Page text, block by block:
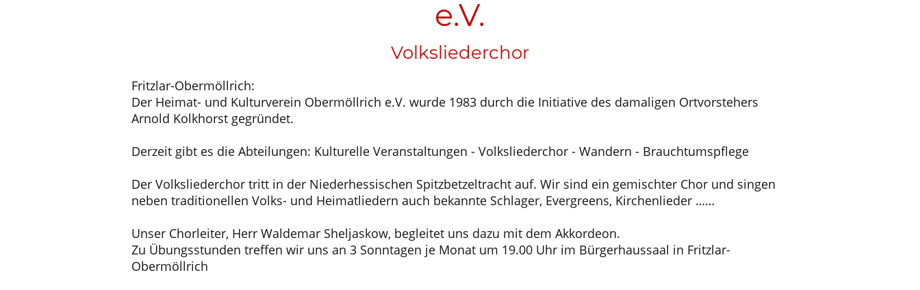
e.V.
Volksliederchor
Fritzlar-Obermöllrich:
Der Heimat- und Kulturverein Obermöllrich e.V. wurde 1983 durch die Initiative des damaligen Ortvorstehers
Arnold Kolkhorst gegründet.
Derzeit gibt es die Abteilungen: Kulturelle Veranstaltungen - Volksliederchor - Wandern - Brauchtumspflege
Der Volksliederchor tritt in der Niederhessischen Spitzbetzeltracht auf. Wir sind ein gemischter Chor und singen
neben traditionellen Volks- und Heimatliedern auch bekannte Schlager, Evergreens, Kirchenlieder ……
Unser Chorleiter, Herr Waldemar Sheljaskow, begleitet uns dazu mit dem Akkordeon.
Zu Übungsstunden treffen wir uns an 3 Sonntagen je Monat um 19.00 Uhr im Bürgerhaussaal in Fritzlar-
Obermöllrich